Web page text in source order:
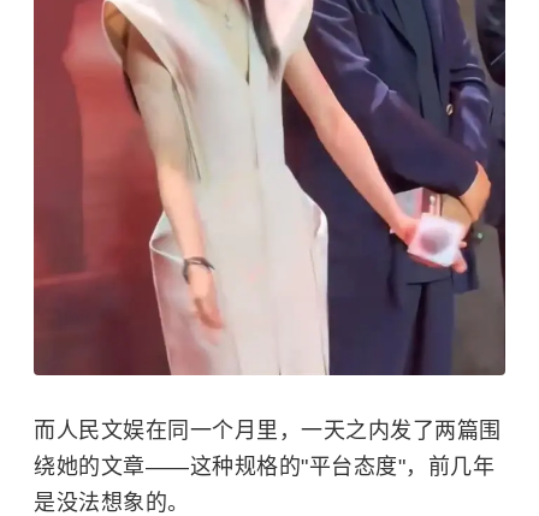
而人民文娱在同一个月里，一天之内发了两篇围
绕她的文章——这种规格的"平台态度"，前几年
是没法想象的。